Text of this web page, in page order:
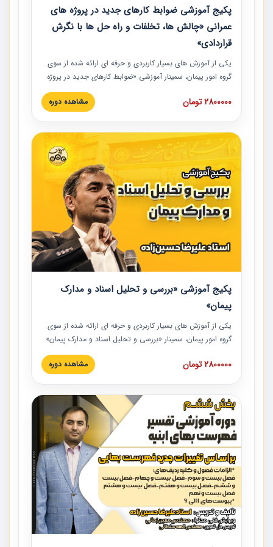
پکیج آموزشی ضوابط کارهای جدید در پروژه های
عمرانی «چالش ها، تخلفات و راه حل ها با نگرش
قراردادی»
یکی از آموزش‏‏‏‏‏‏ های بسیار کاربردی و حرفه‏ ای ارائه شده از سوی
گروه امور پیمان، سمینار آموزشی «ضوابط کارهای جدید در پروژه
های عمرانی» چالش ها، تخلفات و راه حل ها با نگرش قراردادی
است که در محل سندیکای شرکت های ساختمانی کشور ارائه شد.
مدارک پیمان به همراه تجربیات عملی ارائه شده است.
2800000 تومان مشاهده دوره
پکیج آموزشی «بررسی و تحلیل اسناد و مدارک
پیمان»
یکی از آموزش‏‏‏‏‏‏ های بسیار کاربردی و حرفه‏ ای ارائه شده از سوی
گروه امور پیمان، سمینار «بررسی و تحلیل اسناد و مدارک پیمان»
است که در دانشگاه صنعتی شریف ارائه شد. در این آموزش
نکات کلیدی مربوط به اسناد و مدارک پیمان، اولویت بندی اسناد
پیمان به همراه تجربیات عملی در این خصوص ارائه شده است.
2800000 تومان مشاهده دوره